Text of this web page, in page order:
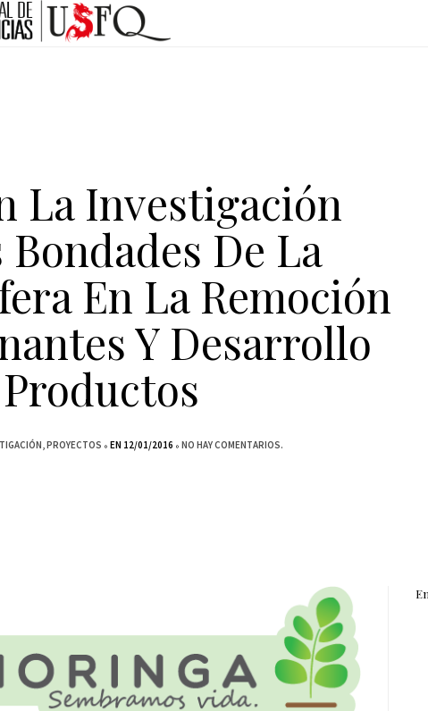
La Investigación
Bondades De La
En La Remoción
Y Desarrollo
PROYECTOS EN 12/01/2016 NO HAY COMENTARIOS.